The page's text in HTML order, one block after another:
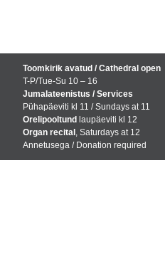
Toomkirik avatud / Cathedral open
T-P/Tue-Su 10 – 16
Jumalateenistus / Services
Pühapäeviti kl 11 / Sundays at 11
Orelipooltund laupäeviti kl 12
Organ recital , Saturdays at 12
Annetusega / Donation required